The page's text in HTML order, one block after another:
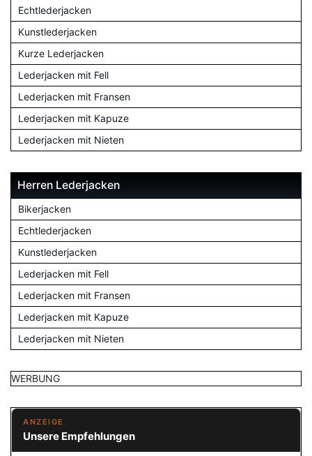
Echtlederjacken
Kunstlederjacken
Kurze Lederjacken
Lederjacken mit Fell
Lederjacken mit Fransen
Lederjacken mit Kapuze
Lederjacken mit Nieten
Herren Lederjacken
Bikerjacken
Echtlederjacken
Kunstlederjacken
Lederjacken mit Fell
Lederjacken mit Fransen
Lederjacken mit Kapuze
Lederjacken mit Nieten
WERBUNG
ANZEIGE
Unsere Empfehlungen